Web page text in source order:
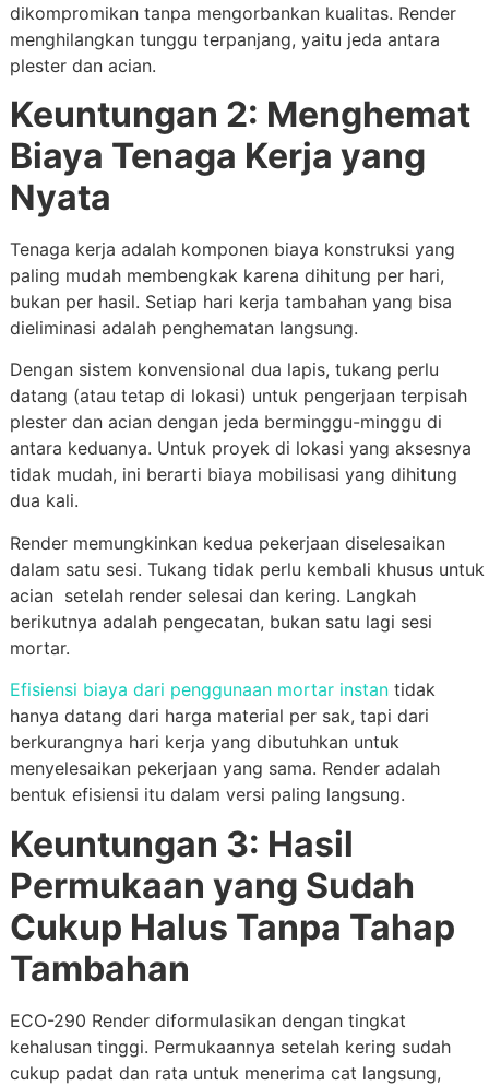
dikompromikan tanpa mengorbankan kualitas. Render
menghilangkan tunggu terpanjang, yaitu jeda antara
plester dan acian.
Keuntungan 2: Menghemat
Biaya Tenaga Kerja yang
Nyata
Tenaga kerja adalah komponen biaya konstruksi yang
paling mudah membengkak karena dihitung per hari,
bukan per hasil. Setiap hari kerja tambahan yang bisa
dieliminasi adalah penghematan langsung.
Dengan sistem konvensional dua lapis, tukang perlu
datang (atau tetap di lokasi) untuk pengerjaan terpisah
plester dan acian dengan jeda berminggu-minggu di
antara keduanya. Untuk proyek di lokasi yang aksesnya
tidak mudah, ini berarti biaya mobilisasi yang dihitung
dua kali.
Render memungkinkan kedua pekerjaan diselesaikan
dalam satu sesi. Tukang tidak perlu kembali khusus untuk
acian setelah render selesai dan kering. Langkah
berikutnya adalah pengecatan, bukan satu lagi sesi
mortar.
Efisiensi biaya dari penggunaan mortar instan tidak
hanya datang dari harga material per sak, tapi dari
berkurangnya hari kerja yang dibutuhkan untuk
menyelesaikan pekerjaan yang sama. Render adalah
bentuk efisiensi itu dalam versi paling langsung.
Keuntungan 3: Hasil
Permukaan yang Sudah
Cukup Halus Tanpa Tahap
Tambahan
ECO-290 Render diformulasikan dengan tingkat
kehalusan tinggi. Permukaannya setelah kering sudah
cukup padat dan rata untuk menerima cat langsung,